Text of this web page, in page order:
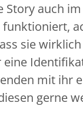
Story auch
funktioniert,
sie
eine
mit ihr
gerne